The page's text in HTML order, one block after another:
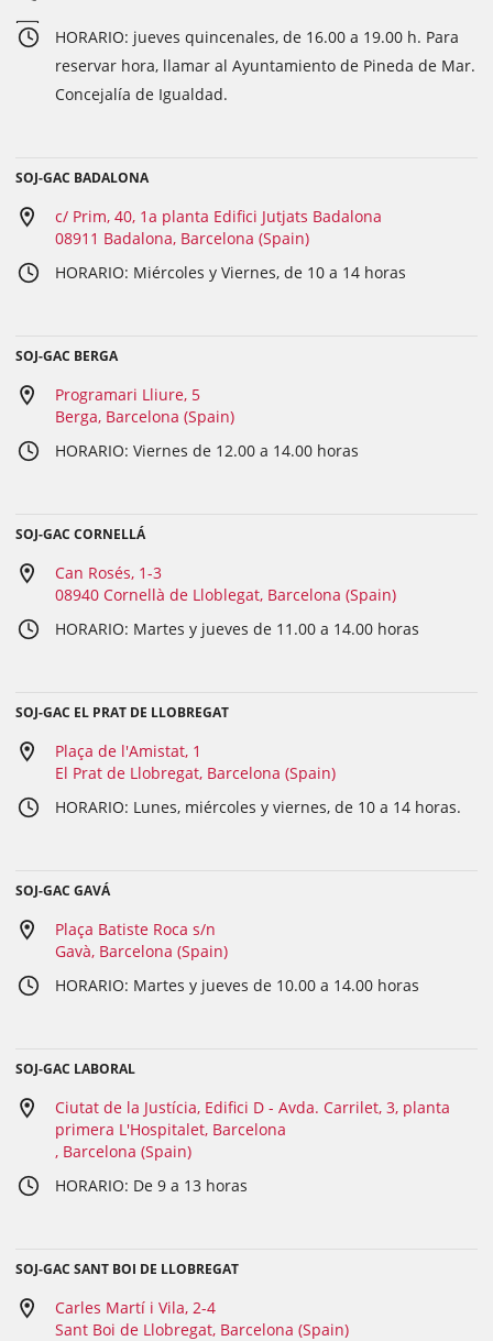
HORARIO: jueves quincenales, de 16.00 a 19.00 h. Para
reservar hora, llamar al Ayuntamiento de Pineda de Mar.
Concejalía de Igualdad.
SOJ-GAC BADALONA
c/ Prim, 40, 1a planta Edifici Jutjats Badalona
08911 Badalona, Barcelona (Spain)
HORARIO: Miércoles y Viernes, de 10 a 14 horas
SOJ-GAC BERGA
Programari Lliure, 5
Berga, Barcelona (Spain)
HORARIO: Viernes de 12.00 a 14.00 horas
SOJ-GAC CORNELLÁ
Can Rosés, 1-3
08940 Cornellà de Lloblegat, Barcelona (Spain)
HORARIO: Martes y jueves de 11.00 a 14.00 horas
SOJ-GAC EL PRAT DE LLOBREGAT
Plaça de l'Amistat, 1
El Prat de Llobregat, Barcelona (Spain)
HORARIO: Lunes, miércoles y viernes, de 10 a 14 horas.
SOJ-GAC GAVÁ
Plaça Batiste Roca s/n
Gavà, Barcelona (Spain)
HORARIO: Martes y jueves de 10.00 a 14.00 horas
SOJ-GAC LABORAL
Ciutat de la Justícia, Edifici D - Avda. Carrilet, 3, planta
primera L'Hospitalet, Barcelona
, Barcelona (Spain)
HORARIO: De 9 a 13 horas
SOJ-GAC SANT BOI DE LLOBREGAT
Carles Martí i Vila, 2-4
Sant Boi de Llobregat, Barcelona (Spain)